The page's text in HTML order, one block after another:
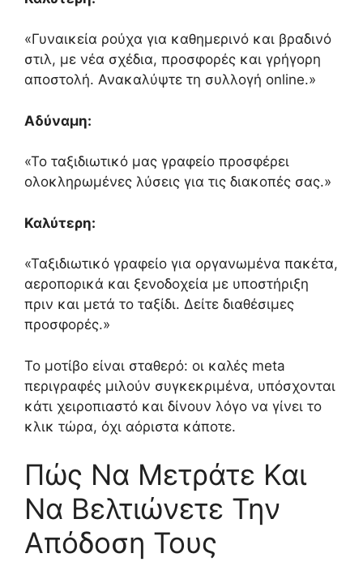
«Γυναικεία ρούχα για καθημερινό και βραδινό
στιλ, με νέα σχέδια, προσφορές και γρήγορη
αποστολή. Ανακαλύψτε τη συλλογή online.»
Αδύναμη:
«Το ταξιδιωτικό μας γραφείο προσφέρει
ολοκληρωμένες λύσεις για τις διακοπές σας.»
Καλύτερη:
«Ταξιδιωτικό γραφείο για οργανωμένα πακέτα,
αεροπορικά και ξενοδοχεία με υποστήριξη
πριν και μετά το ταξίδι. Δείτε διαθέσιμες
προσφορές.»
Το μοτίβο είναι σταθερό: οι καλές meta
περιγραφές μιλούν συγκεκριμένα, υπόσχονται
κάτι χειροπιαστό και δίνουν λόγο να γίνει το
κλικ τώρα, όχι αόριστα κάποτε.
Πώς Να Μετράτε Και
Να Βελτιώνετε Την
Απόδοση Τους